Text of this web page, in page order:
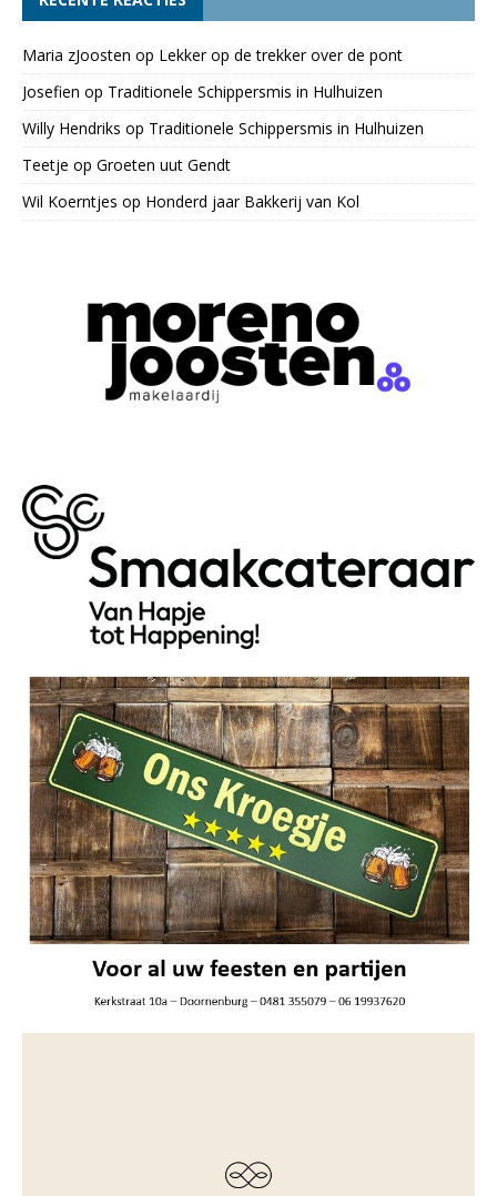
Maria zJoosten op Lekker op de trekker over de pont
Josefien op Traditionele Schippersmis in Hulhuizen
Willy Hendriks op Traditionele Schippersmis in Hulhuizen
Teetje op Groeten uut Gendt
Wil Koerntjes op Honderd jaar Bakkerij van Kol